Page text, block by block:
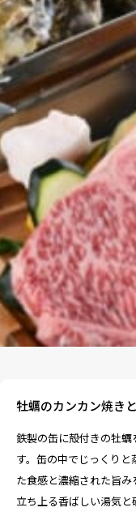
牡蠣のカンカン焼き
鉄製の缶に殻付きの牡
す。缶の中でじっくり
た食感と濃縮された旨
立ち上る香ばしい湯気